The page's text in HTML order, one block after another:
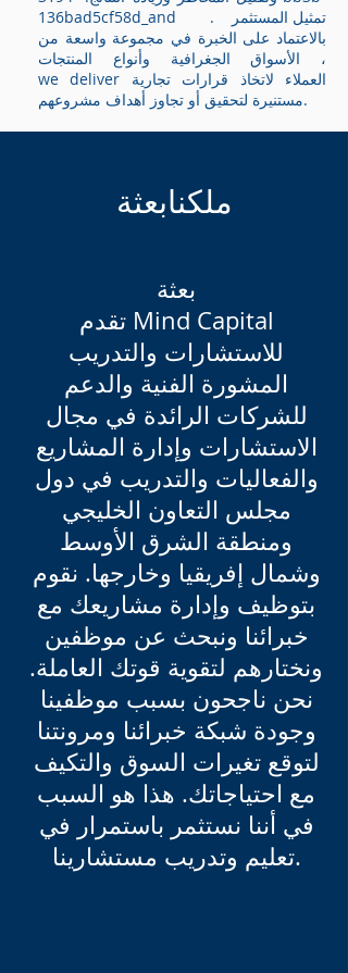
136bad5cf58d_and تمثيل المستثمر .
بالاعتماد على الخبرة في مجموعة واسعة من
الأسواق الجغرافية وأنواع المنتجات ،
we deliver العملاء لاتخاذ قرارات تجارية
مستنيرة لتحقيق أو تجاوز أهداف مشروعهم.
ملكنابعثة
بعثة
تقدم Mind Capital
للاستشارات والتدريب
المشورة الفنية والدعم
للشركات الرائدة في مجال
الاستشارات وإدارة المشاريع
والفعاليات والتدريب في دول
مجلس التعاون الخليجي
ومنطقة الشرق الأوسط
وشمال إفريقيا وخارجها. نقوم
بتوظيف وإدارة مشاريعك مع
خبرائنا ونبحث عن موظفين
ونختارهم لتقوية قوتك العاملة.
نحن ناجحون بسبب موظفينا
وجودة شبكة خبرائنا ومرونتنا
لتوقع تغيرات السوق والتكيف
مع احتياجاتك. هذا هو السبب
في أننا نستثمر باستمرار في
تعليم وتدريب مستشارينا.